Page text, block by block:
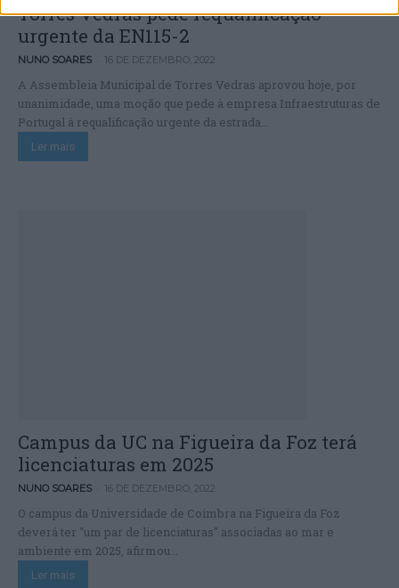
Torres Vedras pede requalificação
urgente da EN115-2
NUNO SOARES 16 DE DEZEMBRO, 2022
A Assembleia Municipal de Torres Vedras aprovou hoje, por
unanimidade, uma moção que pede à empresa Infraestruturas de
Portugal à requalificação urgente da estrada...
Ler mais
Campus da UC na Figueira da Foz terá
licenciaturas em 2025
NUNO SOARES 16 DE DEZEMBRO, 2022
O campus da Universidade de Coimbra na Figueira da Foz
deverá ter "um par de licenciaturas" associadas ao mar e
ambiente em 2025, afirmou...
Ler mais